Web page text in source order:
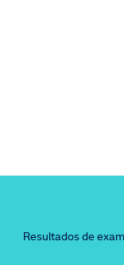
Resultados de